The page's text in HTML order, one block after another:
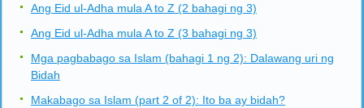
Ang Eid ul-Adha mula A to Z (2 bahagi ng 3)
Ang Eid ul-Adha mula A to Z (3 bahagi ng 3)
Mga pagbabago sa Islam (bahagi 1 ng 2): Dalawang uri ng
Bidah
Makabago sa Islam (part 2 of 2): Ito ba ay bidah?